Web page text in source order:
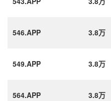
546.APP 3.8万
549.APP 3.8万
564.APP 3.8万